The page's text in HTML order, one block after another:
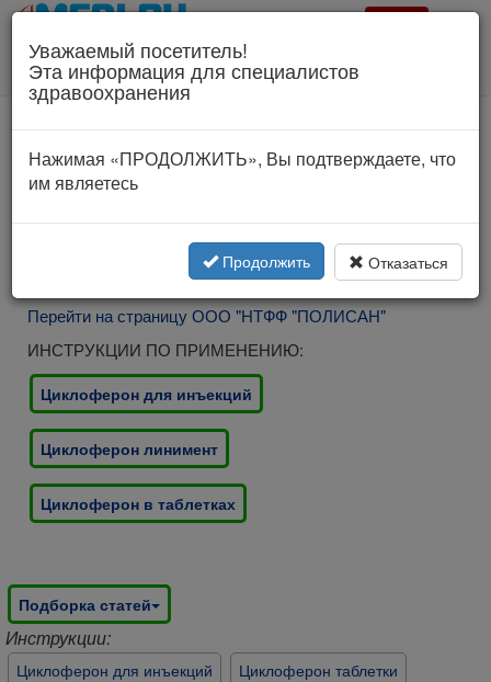
Для специалистов здравоохранения!
Соглашение об использовании
Уважаемый посетитель!
Эта информация для специалистов
здравоохранения
Нажимая «ПРОДОЛЖИТЬ», Вы подтверждаете, что
им являетесь
Продолжить Отказаться
www.polysan.ru
Перейти на страницу ООО "НТФФ "ПОЛИСАН"
ИНСТРУКЦИИ ПО ПРИМЕНЕНИЮ:
Циклоферон для инъекций
Циклоферон линимент
Циклоферон в таблетках
Подборка статей
Инструкции:
Циклоферон для инъекций Циклоферон таблетки